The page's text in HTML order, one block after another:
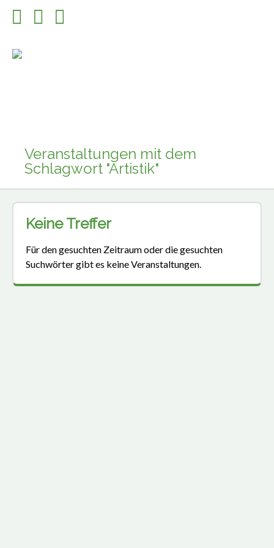
Veranstaltungen mit dem
Schlagwort "Artistik"
Keine Treffer
Für den gesuchten Zeitraum oder die gesuchten
Suchwörter gibt es keine Veranstaltungen.